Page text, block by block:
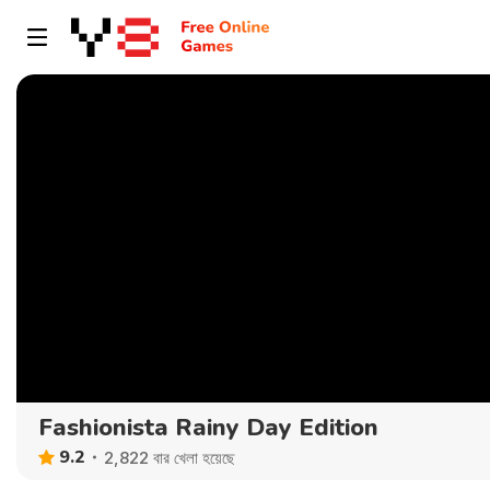
Fashionista Rainy Day Edition
9.2 2,822 বার খেলা হয়েছে